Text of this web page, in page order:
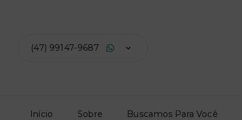
(47) 99147-9687
Início Sobre Buscamos Para Você